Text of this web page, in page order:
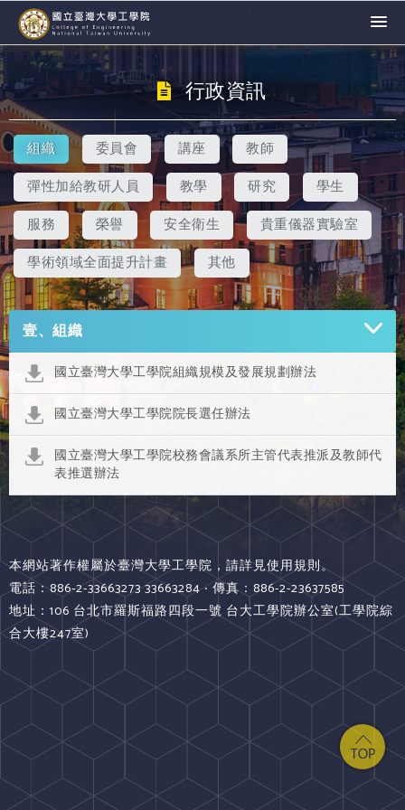
行政資訊
組織 委員會 講座
教師
彈性加給教研人員
教學 研究
學生
服務
榮譽 安全衛生
貴重儀器實驗室
學術領域全面提升計畫
其他
壹、組織
國立臺灣大學工學院組織規模及發展規劃辦法
國立臺灣大學工學院院長選任辦法
國立臺灣大學工學院校務會議系所主管代表推派及教師代
表推選辦法
本網站著作權屬於臺灣大學工學院，請詳見使用規則。
電話：886-2-33663273 33663284 ‧ 傳真：886-2-23637585
地址：106 台北市羅斯福路四段一號 台大工學院辦公室(工學院綜
合大樓247室)